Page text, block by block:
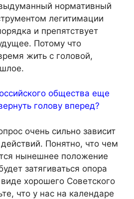
нормативный
легитимации
и препятствует
Потому что
жить с головой,
общества еще
голову вперед?
очень сильно зависит
Понятно, что чем
нынешнее положение
затягиваться опора
хорошего Советского
что у нас на календаре